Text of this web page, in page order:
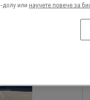
долу или научете повече за